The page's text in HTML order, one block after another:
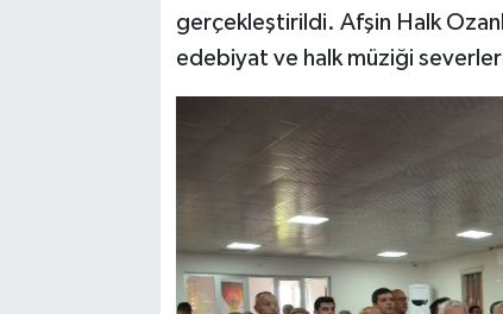
gerçekleştirildi. Afşin Halk
edebiyat ve halk müziği